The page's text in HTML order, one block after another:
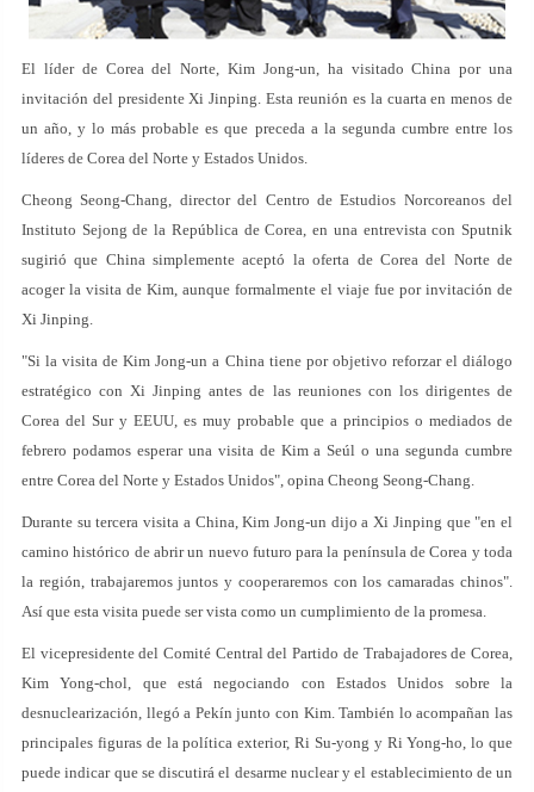
El líder de Corea del Norte, Kim Jong-un, ha visitado China por una
invitación del presidente Xi Jinping. Esta reunión es la cuarta en menos de
un año, y lo más probable es que preceda a la segunda cumbre entre los
líderes de Corea del Norte y Estados Unidos.
Cheong Seong-Chang, director del Centro de Estudios Norcoreanos del
Instituto Sejong de la República de Corea, en una entrevista con Sputnik
sugirió que China simplemente aceptó la oferta de Corea del Norte de
acoger la visita de Kim, aunque formalmente el viaje fue por invitación de
Xi Jinping.
"Si la visita de Kim Jong-un a China tiene por objetivo reforzar el diálogo
estratégico con Xi Jinping antes de las reuniones con los dirigentes de
Corea del Sur y EEUU, es muy probable que a principios o mediados de
febrero podamos esperar una visita de Kim a Seúl o una segunda cumbre
entre Corea del Norte y Estados Unidos", opina Cheong Seong-Chang.
Durante su tercera visita a China, Kim Jong-un dijo a Xi Jinping que "en el
camino histórico de abrir un nuevo futuro para la península de Corea y toda
la región, trabajaremos juntos y cooperaremos con los camaradas chinos".
Así que esta visita puede ser vista como un cumplimiento de la promesa.
El vicepresidente del Comité Central del Partido de Trabajadores de Corea,
Kim Yong-chol, que está negociando con Estados Unidos sobre la
desnuclearización, llegó a Pekín junto con Kim. También lo acompañan las
principales figuras de la política exterior, Ri Su-yong y Ri Yong-ho, lo que
puede indicar que se discutirá el desarme nuclear y el establecimiento de un